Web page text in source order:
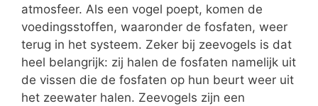
atmosfeer. Als een vogel poept, komen de
voedingsstoffen, waaronder de fosfaten, weer
terug in het systeem. Zeker bij zeevogels is dat
heel belangrijk: zij halen de fosfaten namelijk uit
de vissen die de fosfaten op hun beurt weer uit
het zeewater halen. Zeevogels zijn een